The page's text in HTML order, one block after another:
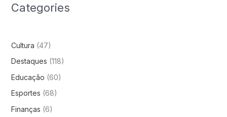
Categories
Cultura (47)
Destaques (118)
Educação (60)
Esportes (68)
Finanças (6)